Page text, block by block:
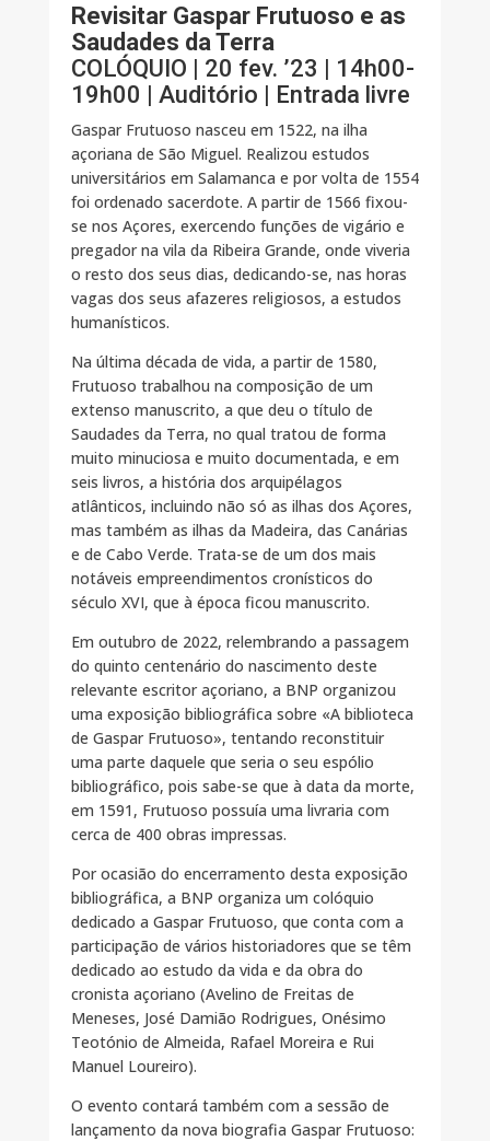
Revisitar Gaspar Frutuoso e as
Saudades da Terra
COLÓQUIO | 20 fev. ’23 | 14h00-
19h00 | Auditório | Entrada livre
Gaspar Frutuoso nasceu em 1522, na ilha
açoriana de São Miguel. Realizou estudos
universitários em Salamanca e por volta de 1554
foi ordenado sacerdote. A partir de 1566 fixou-
se nos Açores, exercendo funções de vigário e
pregador na vila da Ribeira Grande, onde viveria
o resto dos seus dias, dedicando-se, nas horas
vagas dos seus afazeres religiosos, a estudos
humanísticos.
Na última década de vida, a partir de 1580,
Frutuoso trabalhou na composição de um
extenso manuscrito, a que deu o título de
Saudades da Terra, no qual tratou de forma
muito minuciosa e muito documentada, e em
seis livros, a história dos arquipélagos
atlânticos, incluindo não só as ilhas dos Açores,
mas também as ilhas da Madeira, das Canárias
e de Cabo Verde. Trata-se de um dos mais
notáveis empreendimentos cronísticos do
século XVI, que à época ficou manuscrito.
Em outubro de 2022, relembrando a passagem
do quinto centenário do nascimento deste
relevante escritor açoriano, a BNP organizou
uma exposição bibliográfica sobre «A biblioteca
de Gaspar Frutuoso», tentando reconstituir
uma parte daquele que seria o seu espólio
bibliográfico, pois sabe-se que à data da morte,
em 1591, Frutuoso possuía uma livraria com
cerca de 400 obras impressas.
Por ocasião do encerramento desta exposição
bibliográfica, a BNP organiza um colóquio
dedicado a Gaspar Frutuoso, que conta com a
participação de vários historiadores que se têm
dedicado ao estudo da vida e da obra do
cronista açoriano (Avelino de Freitas de
Meneses, José Damião Rodrigues, Onésimo
Teotónio de Almeida, Rafael Moreira e Rui
Manuel Loureiro).
O evento contará também com a sessão de
lançamento da nova biografia Gaspar Frutuoso: